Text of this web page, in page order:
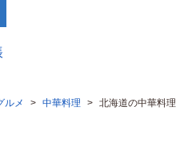
ルメ > 中華料理 > 北海道の中華料